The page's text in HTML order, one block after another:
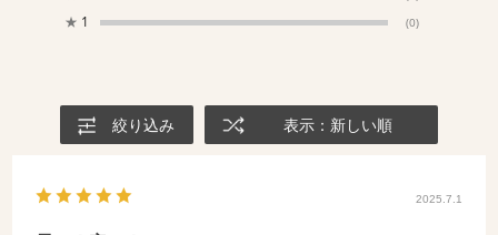
★ 1 (0)
絞り込み 表示：新しい順
2025.7.1